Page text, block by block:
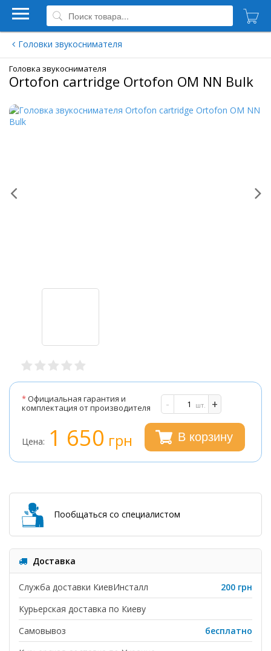
Головки звукоснимателя
Головка звукоснимателя
Ortofon cartridge Ortofon OM NN Bulk
*Официальная гарантия и
комплектация от производителя
- +
шт.
Цена: 1 650 грн В корзину
Пообщаться со специалистом
Доставка
Служба доставки КиевИнсталл
200 грн
Курьерская доставка по Киеву
Самовывоз
бесплатно